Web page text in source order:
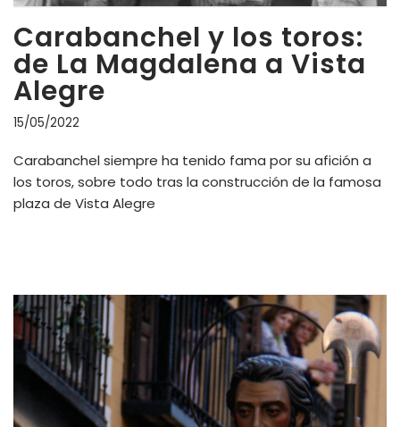
Carabanchel y los toros:
de La Magdalena a Vista
Alegre
15/05/2022
Carabanchel siempre ha tenido fama por su afición a
los toros, sobre todo tras la construcción de la famosa
plaza de Vista Alegre